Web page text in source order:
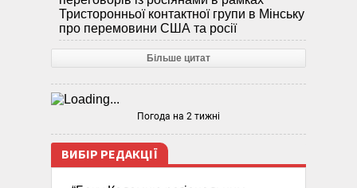
Тристоронньої контактної групи в Мінську
про перемовини США та росії
Більше цитат
Погода на 2 тижні
ВИБІР РЕДАКЦІЇ